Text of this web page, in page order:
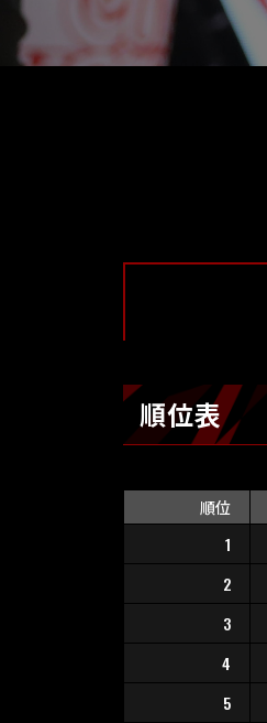
順位表
順位
1
2
3
4
5